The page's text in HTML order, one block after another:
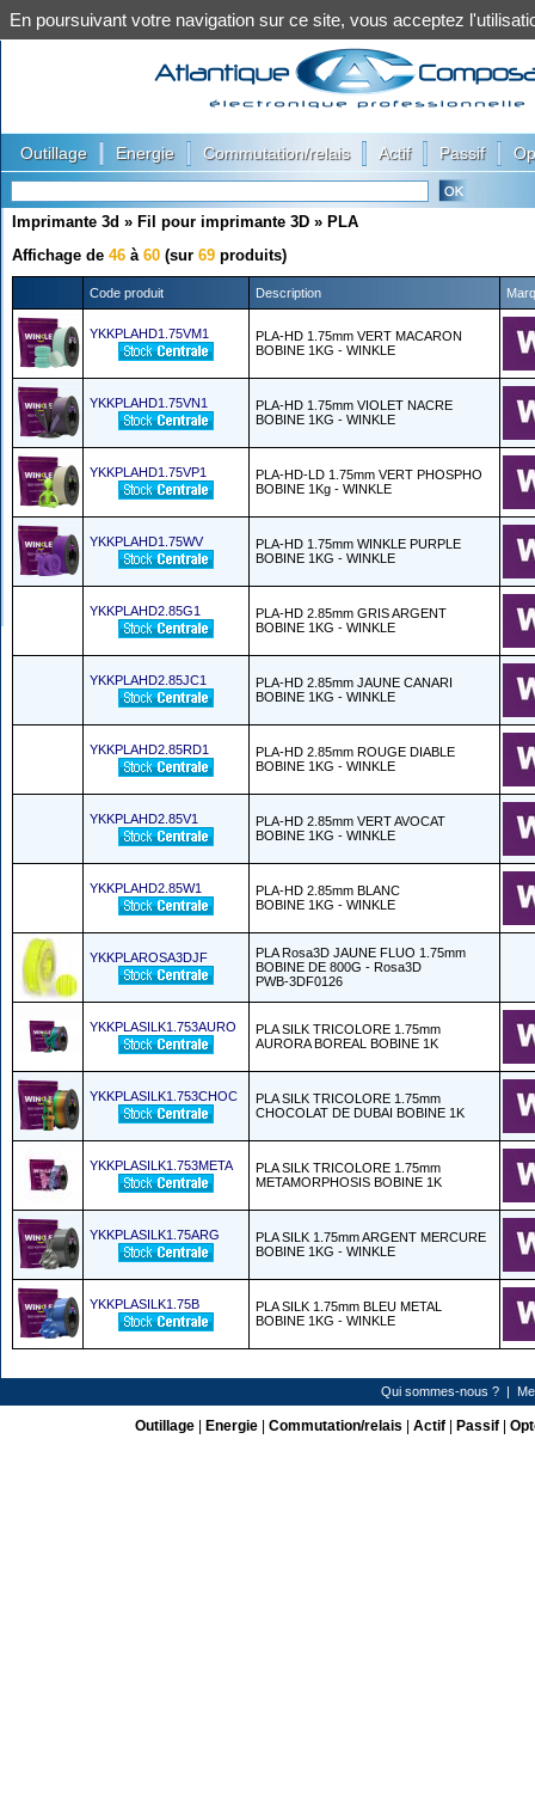
Outillage Energie Commutation/relais Actif Passif
Imprimante 3d » Fil pour imprimante 3D » PLA
Affichage de 46 à 60 (sur 69 produits)
Code produit Description
YKKPLAHD1.75VM1
PLA-HD 1.75mm VERT MACARON
BOBINE 1KG - WINKLE
YKKPLAHD1.75VN1
PLA-HD 1.75mm VIOLET NACRE
BOBINE 1KG - WINKLE
YKKPLAHD1.75VP1
PLA-HD-LD 1.75mm VERT PHOSPHO
BOBINE 1Kg - WINKLE
YKKPLAHD1.75WV
PLA-HD 1.75mm WINKLE PURPLE
BOBINE 1KG - WINKLE
YKKPLAHD2.85G1
PLA-HD 2.85mm GRIS ARGENT
BOBINE 1KG - WINKLE
YKKPLAHD2.85JC1
PLA-HD 2.85mm JAUNE CANARI
BOBINE 1KG - WINKLE
YKKPLAHD2.85RD1
PLA-HD 2.85mm ROUGE DIABLE
BOBINE 1KG - WINKLE
YKKPLAHD2.85V1
PLA-HD 2.85mm VERT AVOCAT
BOBINE 1KG - WINKLE
YKKPLAHD2.85W1
PLA-HD 2.85mm BLANC
BOBINE 1KG - WINKLE
YKKPLAROSA3DJF
PLA Rosa3D JAUNE FLUO 1.75mm
BOBINE DE 800G - Rosa3D
PWB-3DF0126
YKKPLASILK1.753AURO
PLA SILK TRICOLORE 1.75mm
AURORA BOREAL BOBINE 1K
YKKPLASILK1.753CHOC
PLA SILK TRICOLORE 1.75mm
CHOCOLAT DE DUBAI BOBINE 1K
YKKPLASILK1.753META
PLA SILK TRICOLORE 1.75mm
METAMORPHOSIS BOBINE 1K
YKKPLASILK1.75ARG
PLA SILK 1.75mm ARGENT MERCURE
BOBINE 1KG - WINKLE
YKKPLASILK1.75B
PLA SILK 1.75mm BLEU METAL
BOBINE 1KG - WINKLE
Qui sommes-nous ? |
Outillage| Energie| Commutation/relais Actif| Passif|
En poursuivant votre navigation sur ce site, vous acceptez